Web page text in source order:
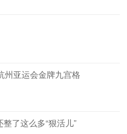
州亚运会金牌九宫格
了这么多“狠活儿”